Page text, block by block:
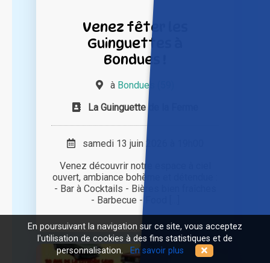
Venez fêter les
Guinguettes à
Bondues !
à Bondues (59)
La Guinguette de la Ferme
samedi 13 juin 2026 à 19h00
Venez découvrir notre espace à ciel
ouvert, ambiance bohème et détendue :
- Bar à Cocktails - Bières bien fraîches
- Barbecue - Food [...]
En poursuivant la navigation sur ce site, vous acceptez
l'utilisation de cookies à des fins statistiques et de
personnalisation. En savoir plus